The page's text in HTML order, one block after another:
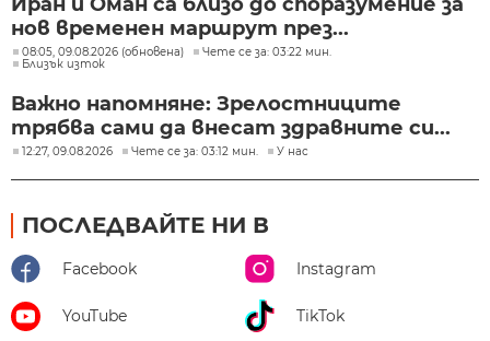
нов временен маршрут през...
08:05, 09.08.2026 (обновена)
Чете се за: 03:22 мин.
Близък изток
Важно напомняне: Зрелостниците
трябва сами да внесат здравните си...
12:27, 09.08.2026 Чете се за: 03:12 мин. У нас
ПОСЛЕДВАЙТЕ НИ В
Facebook Instagram
YouTube TikTok